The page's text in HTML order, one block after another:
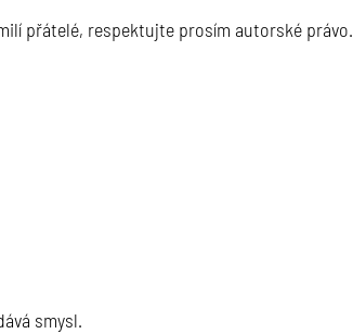
přátelé, respektujte prosím autorské právo.
smysl.